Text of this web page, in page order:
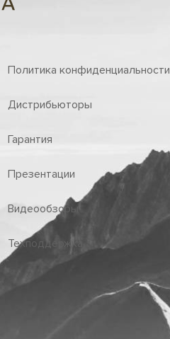
Политика конфиденциальности
Дистрибьюторы
Гарантия
Презентации
Видеообзоры
Техподдержка